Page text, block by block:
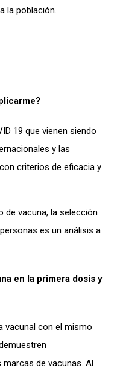
la población.
19 que vienen siendo
y las
criterios de eficacia y
de vacuna, la selección
es un análisis a
en la primera dosis y
vacunal con el mismo
de vacunas. Al